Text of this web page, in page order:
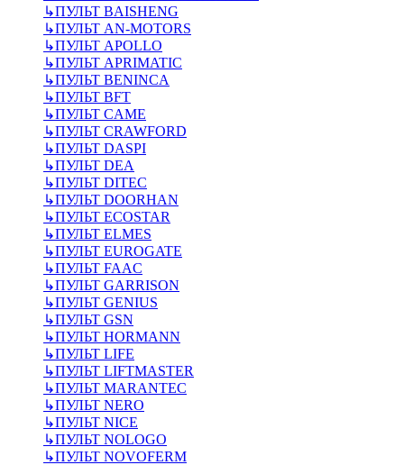
↳ПУЛЬТ BAISHENG
↳ПУЛЬТ AN-MOTORS
↳ПУЛЬТ APOLLO
↳ПУЛЬТ APRIMATIC
↳ПУЛЬТ BENINCA
↳ПУЛЬТ BFT
↳ПУЛЬТ CAME
↳ПУЛЬТ CRAWFORD
↳ПУЛЬТ DASPI
↳ПУЛЬТ DEA
↳ПУЛЬТ DITEC
↳ПУЛЬТ DOORHAN
↳ПУЛЬТ ECOSTAR
↳ПУЛЬТ ELMES
↳ПУЛЬТ EUROGATE
↳ПУЛЬТ FAAC
↳ПУЛЬТ GARRISON
↳ПУЛЬТ GENIUS
↳ПУЛЬТ GSN
↳ПУЛЬТ HORMANN
↳ПУЛЬТ LIFE
↳ПУЛЬТ LIFTMASTER
↳ПУЛЬТ MARANTEC
↳ПУЛЬТ NERO
↳ПУЛЬТ NICE
↳ПУЛЬТ NOLOGO
↳ПУЛЬТ NOVOFERM